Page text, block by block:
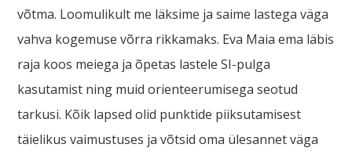
võtma. Loomulikult me läksime ja saime lastega väga
vahva kogemuse võrra rikkamaks. Eva Maia ema läbis
raja koos meiega ja õpetas lastele SI-pulga
kasutamist ning muid orienteerumisega seotud
tarkusi. Kõik lapsed olid punktide piiksutamisest
täielikus vaimustuses ja võtsid oma ülesannet väga